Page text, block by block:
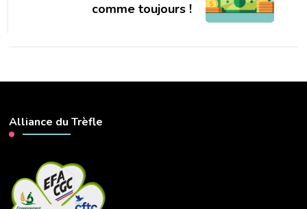
comme toujours !
Alliance du Trèfle